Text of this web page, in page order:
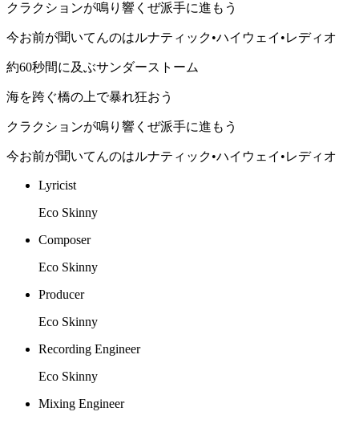
クラクションが鳴り響くぜ派手に進もう
今お前が聞いてんのはルナティック•ハイウェイ•レディオ
約60秒間に及ぶサンダーストーム
海を跨ぐ橋の上で暴れ狂おう
クラクションが鳴り響くぜ派手に進もう
今お前が聞いてんのはルナティック•ハイウェイ•レディオ
Lyricist
Eco Skinny
Composer
Eco Skinny
Producer
Eco Skinny
Recording Engineer
Eco Skinny
Mixing Engineer